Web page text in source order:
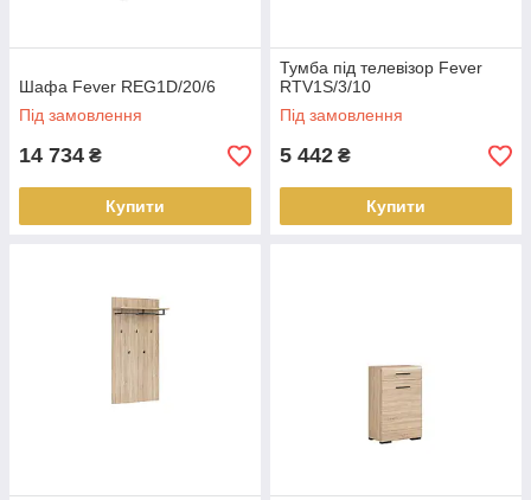
Шафа Fever REG1D/20/6
Під замовлення
14 734 ₴
Купити
Тумба під телевізор Fever
RTV1S/3/10
Під замовлення
5 442 ₴
Купити